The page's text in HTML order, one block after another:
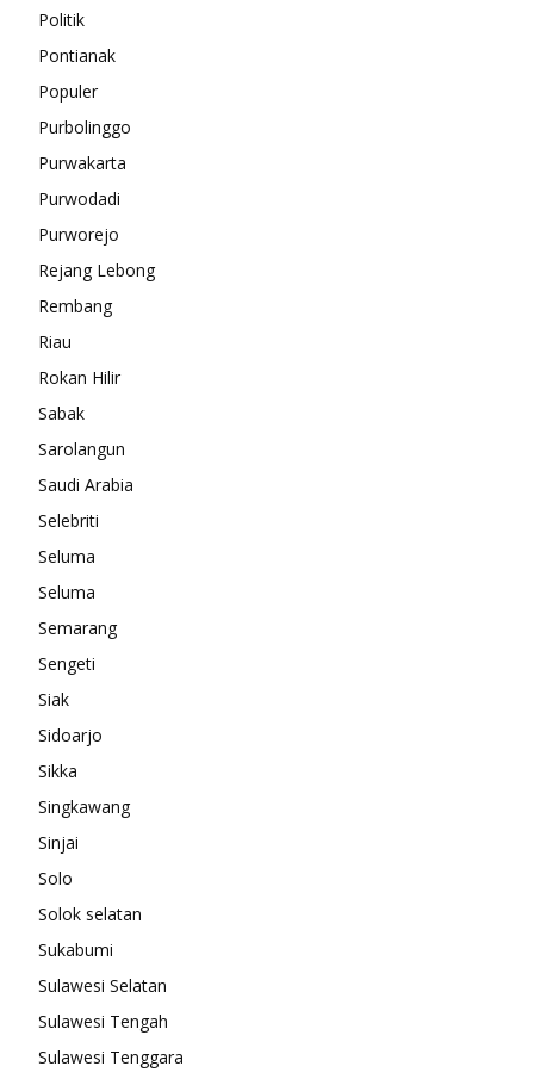
Politik
Pontianak
Populer
Purbolinggo
Purwakarta
Purwodadi
Purworejo
Rejang Lebong
Rembang
Riau
Rokan Hilir
Sabak
Sarolangun
Saudi Arabia
Selebriti
Seluma
Seluma
Semarang
Sengeti
Siak
Sidoarjo
Sikka
Singkawang
Sinjai
Solo
Solok selatan
Sukabumi
Sulawesi Selatan
Sulawesi Tengah
Sulawesi Tenggara